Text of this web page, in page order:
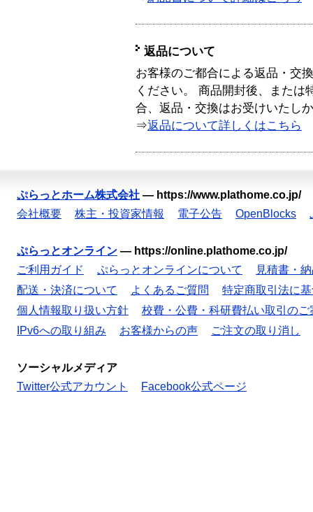
返品について
お客様のご都合による返品・交
ください。 商品開封後、または
合、返品・交換はお受けいたし
⇒返品について詳しくはこちら
ぷらっとホーム株式会社 — https://www.plathome.co.jp/
会社概要
株主・投資家情報 電子公告 OpenBlocks
ぷらっとオンライン — https://online.plathome.co.jp/
ご利用ガイド
ぷらっとオンラインについて
見積書・
配送・決済について
よくあるご質問
特定商取引法に
個人情報取り扱い方針
校費・公費・科研費払い取引のご
IPv6への取り組み
お客様からの声 ご注文の取り消し
ソーシャルメディア
Twitter公式アカウント
Facebook公式ページ